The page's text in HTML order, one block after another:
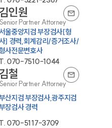
로펌
인원
Senior Partner Attorney
울중앙지검 부장검사[형
] 경력,회계감리/증거조사/
사전문변호사
T. 070-7510-1044
철
Senior Partner Attorney
산지검 부장검사,광주지검
장검사 경력
T. 070-5117-3709